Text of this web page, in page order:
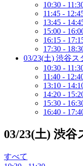
10:30 -
11:45 -
13:45 -
15:00 -
16:15 -
17:30 -
03/23(土) 渋谷ス
10:30 -
11:40 -
13:10 -
14:20 -
15:30 -
16:40 -
03/23(土) 渋
すべて